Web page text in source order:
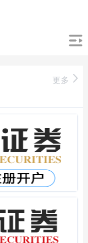
更多